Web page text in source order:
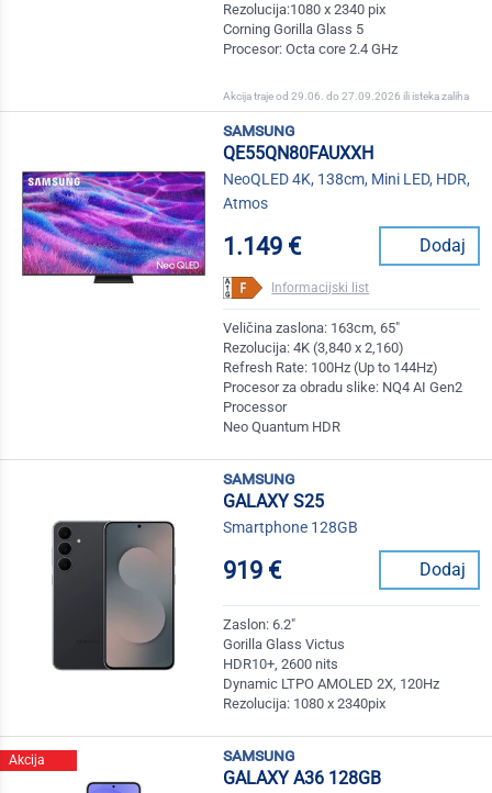
Rezolucija:1080 x 2340 pix
Corning Gorilla Glass 5
Procesor: Octa core 2.4 GHz
Akcija traje od 29.06. do 27.09.2026 ili isteka zaliha
samsung
QE55QN80FAUXXH
NeoQLED 4K, 138cm, Mini LED, HDR,
Atmos
1.149 € Dodaj
Informacijski list
Veličina zaslona: 163cm, 65"
Rezolucija: 4K (3,840 x 2,160)
Refresh Rate: 100Hz (Up to 144Hz)
Procesor za obradu slike: NQ4 AI Gen2
Processor
Neo Quantum HDR
samsung
GALAXY S25
Smartphone 128GB
919 € Dodaj
Zaslon: 6.2"
Gorilla Glass Victus
HDR10+, 2600 nits
Dynamic LTPO AMOLED 2X, 120Hz
Rezolucija: 1080 x 2340pix
Akcija
samsung
GALAXY A36 128GB